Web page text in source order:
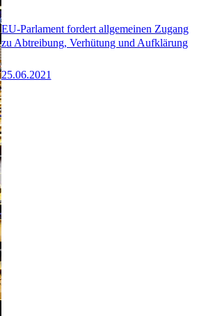
EU-Parlament fordert allgemeinen Zugang
zu Abtreibung, Verhütung und Aufklärung
25.06.2021